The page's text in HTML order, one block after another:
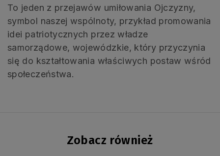
To jeden z przejawów umiłowania Ojczyzny,
symbol naszej wspólnoty, przykład promowania
idei patriotycznych przez władze
samorządowe, wojewódzkie, który przyczynia
się do kształtowania właściwych postaw wśród
społeczeństwa.
Zobacz również